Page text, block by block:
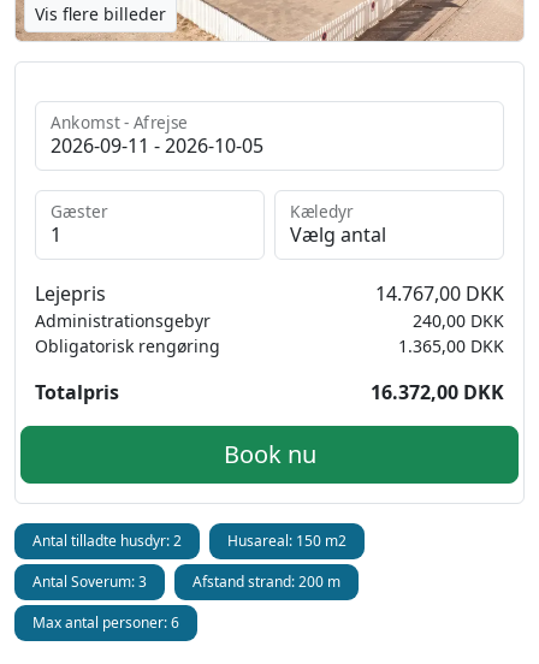
Vis flere billeder
Antal tilladte husdyr: 2
Husareal: 150 m2
Antal Soverum: 3
Afstand strand: 200 m
Max antal personer: 6
Ankomst - Afrejse
Gæster Kæledyr
Lejepris 14.767,00 DKK
240,00 DKK
Administrationsgebyr
1.365,00 DKK
Obligatorisk rengøring
Totalpris 16.372,00 DKK
Book nu